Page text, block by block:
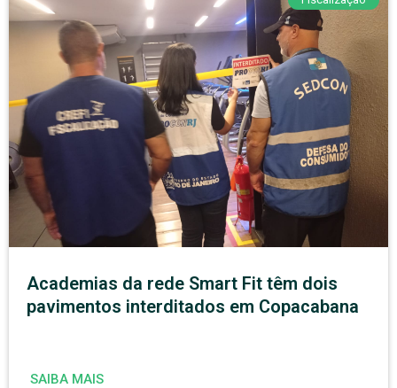
Academias da rede Smart Fit têm dois
pavimentos interditados em Copacabana
SAIBA MAIS